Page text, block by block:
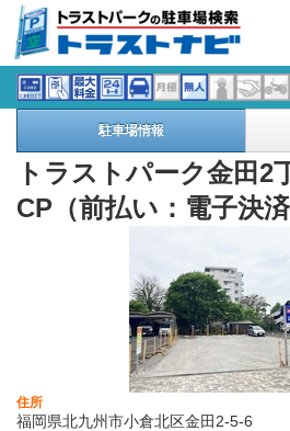
駐車場情報
トラストパーク金田2
CP（前払い：電子決済
住所
福岡県北九州市小倉北区金田2-5-6